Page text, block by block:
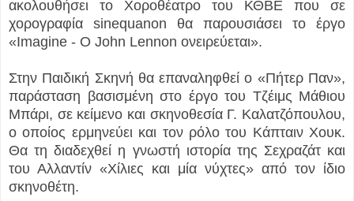
ακολουθήσει το Χοροθέατρο του ΚΘΒΕ που σε
χορογραφία sinequanon θα παρουσιάσει το έργο
«Imagine - Ο John Lennon oνειρεύεται».
Στην Παιδική Σκηνή θα επαναληφθεί ο «Πήτερ Παν»,
παράσταση βασισμένη στο έργο του Τζέιμς Μάθιου
Μπάρι, σε κείμενο και σκηνοθεσία Γ. Καλατζόπουλου,
ο οποίος ερμηνεύει και τον ρόλο του Κάπταιν Χουκ.
Θα τη διαδεχθεί η γνωστή ιστορία της Σεχραζάτ και
του Αλλαντίν «Χίλιες και μία νύχτες» από τον ίδιο
σκηνοθέτη.